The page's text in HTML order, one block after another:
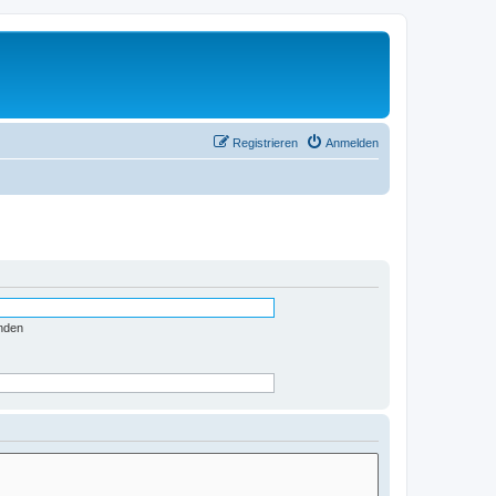
Anmelden
Registrieren